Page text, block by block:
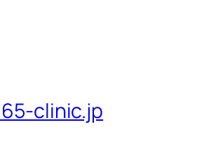
clinic.jp